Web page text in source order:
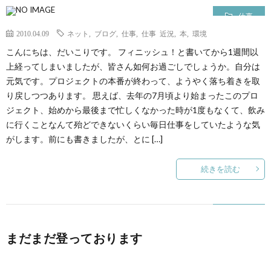
仕事
2010.04.09 ネット ブログ 仕事 仕事 近況 本 環境
こんにちは、だいこりです。 フィニッシュ！と書いてから1週間以
上経ってしまいましたが、皆さん如何お過ごしでしょうか。自分は
元気です。プロジェクトの本番が終わって、ようやく落ち着きを取
り戻しつつあります。 思えば、去年の7月頃より始まったこのプロ
ジェクト、始めから最後まで忙しくなかった時が1度もなくて、飲み
に行くことなんて殆どできないくらい毎日仕事をしていたような気
がします。前にも書きましたが、とに […]
続きを読む
まだまだ登っております